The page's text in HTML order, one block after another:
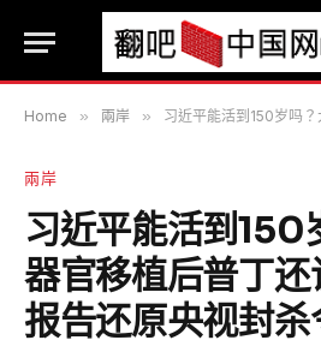
Home » 兩岸 » 习近平能活到150岁吗？大谈器官移
兩岸
习近平能活到150
器官移植后普丁
报告还原央视封杀